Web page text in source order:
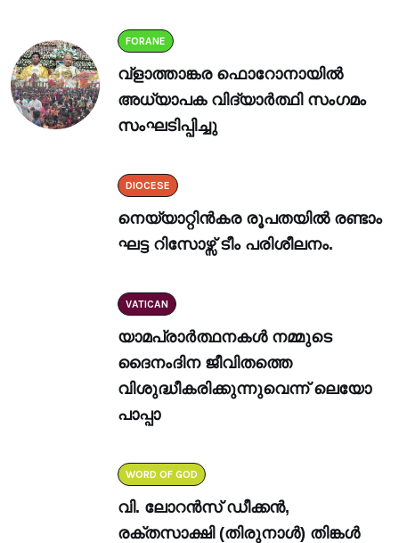
FORANE
വ്ളാത്താങ്കര ഫൊറോനായിൽ
അധ്യാപക വിദ്യാർത്ഥി സംഗമം
സംഘടിപ്പിച്ചു
DIOCESE
നെയ്യാറ്റിൻകര രൂപതയിൽ രണ്ടാം
ഘട്ട റിസോഴ്സ് ടീം പരിശീലനം.
VATICAN
യാമപ്രാർത്ഥനകൾ നമ്മുടെ
ദൈനംദിന ജീവിതത്തെ
വിശുദ്ധീകരിക്കുന്നുവെന്ന് ലെയോ
പാപ്പാ
WORD OF GOD
വി. ലോറൻസ് ഡീക്കൻ,
രക്തസാക്ഷി (തിരുനാൾ) തിങ്കൾ